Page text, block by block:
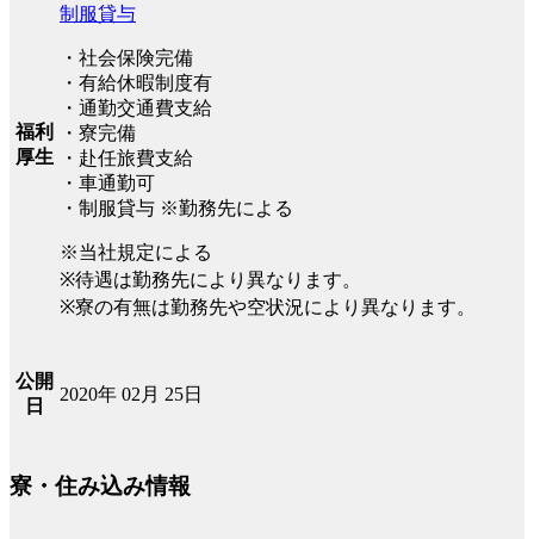
福利
厚生
制服貸与
・社会保険完備
・有給休暇制度有
・通勤交通費支給
・寮完備
・赴任旅費支給
・車通勤可
・制服貸与 ※勤務先による
※当社規定による
※待遇は勤務先により異なります。
※寮の有無は勤務先や空状況により異なります。
公開
日
2020年 02月 25日
寮・住み込み情報